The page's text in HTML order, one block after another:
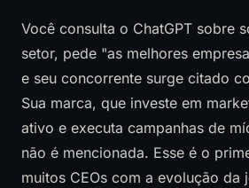
Você consulta o ChatGPT sobre
setor, pede "as melhores
e seu concorrente surge citado
Sua marca, que investe em
ativo e executa campanhas de
não é mencionada. Esse é o
muitos CEOs com a evolução da